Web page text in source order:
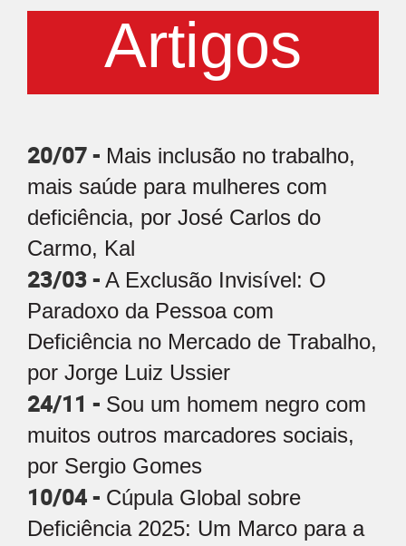
Artigos
20/07 - Mais inclusão no trabalho,
mais saúde para mulheres com
deficiência, por José Carlos do
Carmo, Kal
23/03 - A Exclusão Invisível: O
Paradoxo da Pessoa com
Deficiência no Mercado de Trabalho,
por Jorge Luiz Ussier
24/11 - Sou um homem negro com
muitos outros marcadores sociais,
por Sergio Gomes
10/04 - Cúpula Global sobre
Deficiência 2025: Um Marco para a